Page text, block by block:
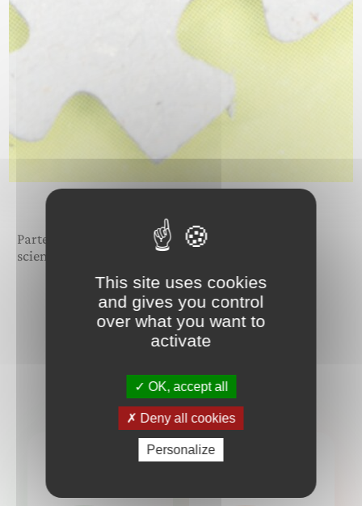
Partenaires
scientifiques
Découvrir
LES MATHÉMATIQUES
This site uses cookies
and gives you control
over what you want to
activate
OK, accept all
Deny all cookies
Personalize